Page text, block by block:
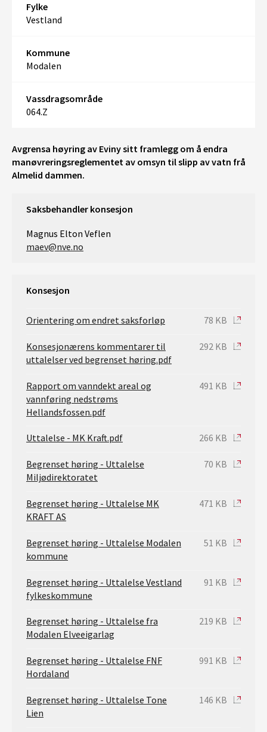
Fylke
Vestland
Kommune
Modalen
Vassdragsområde
064.Z
Avgrensa høyring av Eviny sitt framlegg om å endra
manøvreringsreglementet av omsyn til slipp av vatn frå
Almelid dammen.
Saksbehandler konsesjon
Magnus Elton Veflen
maev@nve.no
Konsesjon
Orientering om endret saksforløp 78 KB
Konsesjonærens kommentarer til
uttalelser ved begrenset høring.pdf
292 KB
Rapport om vanndekt areal og
vannføring nedstrøms
Hellandsfossen.pdf
491 KB
Uttalelse - MK Kraft.pdf 266 KB
Begrenset høring - Uttalelse
Miljødirektoratet
70 KB
Begrenset høring - Uttalelse MK
KRAFT AS
471 KB
Begrenset høring - Uttalelse Modalen
kommune
51 KB
Begrenset høring - Uttalelse Vestland
fylkeskommune
91 KB
Begrenset høring - Uttalelse fra
Modalen Elveeigarlag
219 KB
Begrenset høring - Uttalelse FNF
Hordaland
991 KB
Begrenset høring - Uttalelse Tone
Lien
146 KB